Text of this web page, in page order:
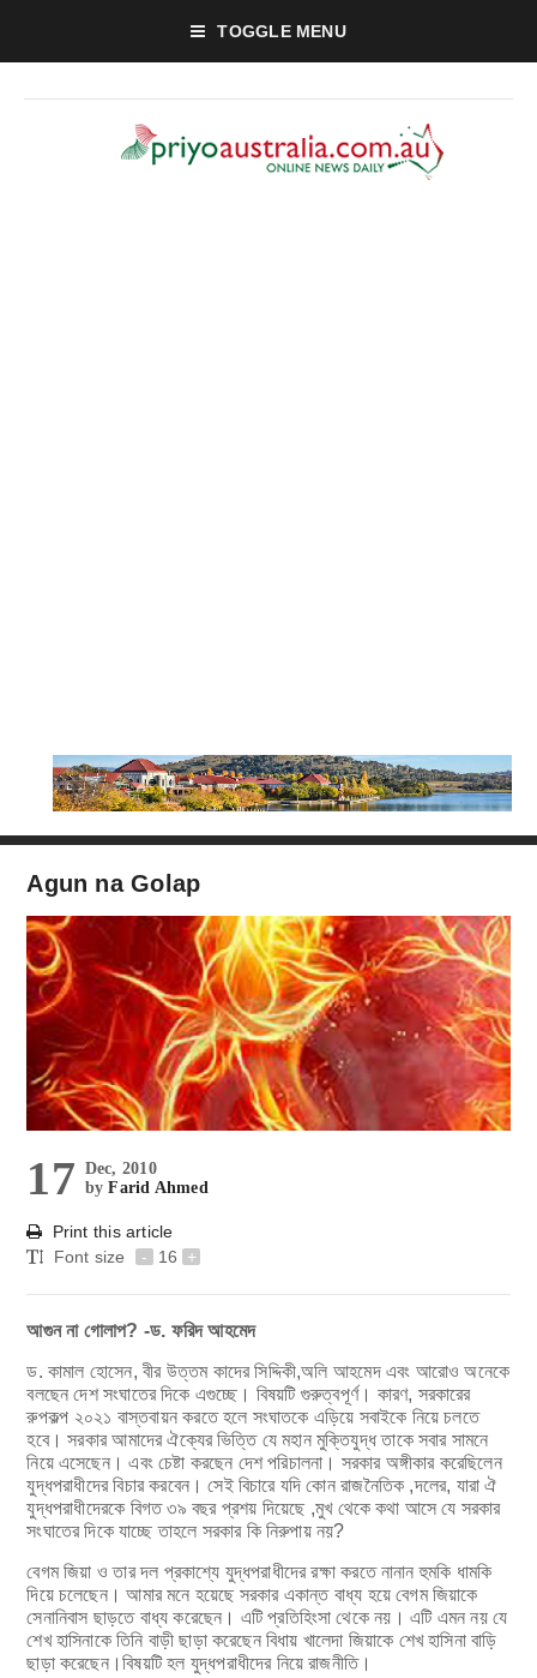
TOGGLE MENU
Agun na Golap
17 Dec, 2010
byFarid Ahmed
Print this article
Font size
- 16 +
আগুন না গোলাপ? -ড. ফরিদ আহমেদ
ড. কামাল হোসেন, বীর উত্তম কাদের সিদ্দিকী,অলি আহমেদ এবং আরোও অনেকে
বলছেন দেশ সংঘাতের দিকে এগুচ্ছে। বিষয়টি গুরুত্বপূর্ণ। কারণ, সরকারের
রুপকল্প ২০২১ বাস্তবায়ন করতে হলে সংঘাতকে এড়িয়ে সবাইকে নিয়ে চলতে
হবে। সরকার আমাদের ঐক্যের ভিত্তি যে মহান মুক্তিযুদ্ধ তাকে সবার সামনে
নিয়ে এসেছেন। এবং চেষ্টা করছেন দেশ পরিচালনা। সরকার অঙ্গীকার করেছিলেন
যুদ্ধপরাধীদের বিচার করবেন। সেই বিচারে যদি কোন রাজনৈতিক ,দলের, যারা ঐ
যুদ্ধপরাধীদেরকে বিগত ৩৯ বছর প্রশয় দিয়েছে ,মুখ থেকে কথা আসে যে সরকার
সংঘাতের দিকে যাচ্ছে তাহলে সরকার কি নিরুপায় নয়?
বেগম জিয়া ও তার দল প্রকাশ্যে যুদ্ধপরাধীদের রক্ষা করতে নানান হুমকি ধামকি
দিয়ে চলেছেন। আমার মনে হয়েছে সরকার একান্ত বাধ্য হয়ে বেগম জিয়াকে
সেনানিবাস ছাড়তে বাধ্য করেছেন। এটি প্রতিহিংসা থেকে নয়। এটি এমন নয় যে
শেখ হাসিনাকে তিনি বাড়ী ছাড়া করেছেন বিধায় খালেদা জিয়াকে শেখ হাসিনা বাড়ি
ছাড়া করেছেন।বিষয়টি হল যুদ্ধপরাধীদের নিয়ে রাজনীতি।